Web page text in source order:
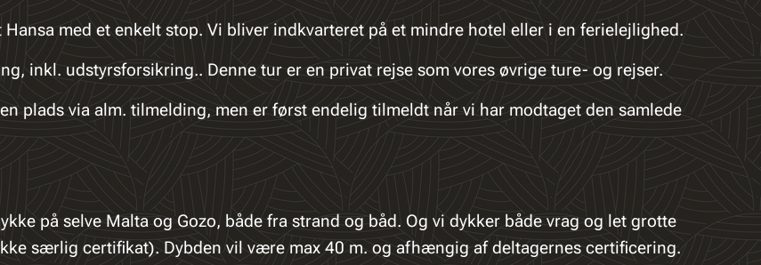
med et enkelt stop. Vi bliver indkvarteret på et mindre hotel eller i en ferielejlighed.
inkl. udstyrsforsikring.. Denne tur er en privat rejse som vores øvrige ture- og rejser.
plads via alm. tilmelding, men er først endelig tilmeldt når vi har modtaget den samlede
på selve Malta og Gozo, både fra strand og båd. Og vi dykker både vrag og let grotte
særlig certifikat). Dybden vil være max 40 m. og afhængig af deltagernes certificering.